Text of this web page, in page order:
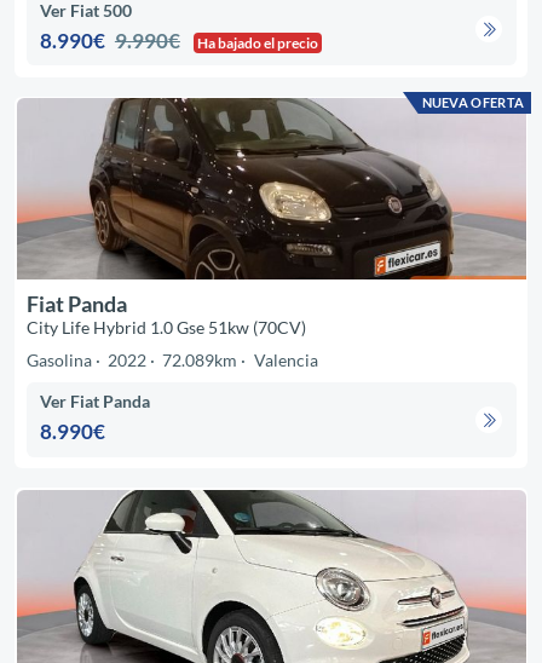
Ver Fiat 500
8.990€ 9.990€ Ha bajado el precio
NUEVA OFERTA
Fiat Panda
City Life Hybrid 1.0 Gse 51kw (70CV)
Gasolina
2022 72.089km Valencia
Ver Fiat Panda
8.990€